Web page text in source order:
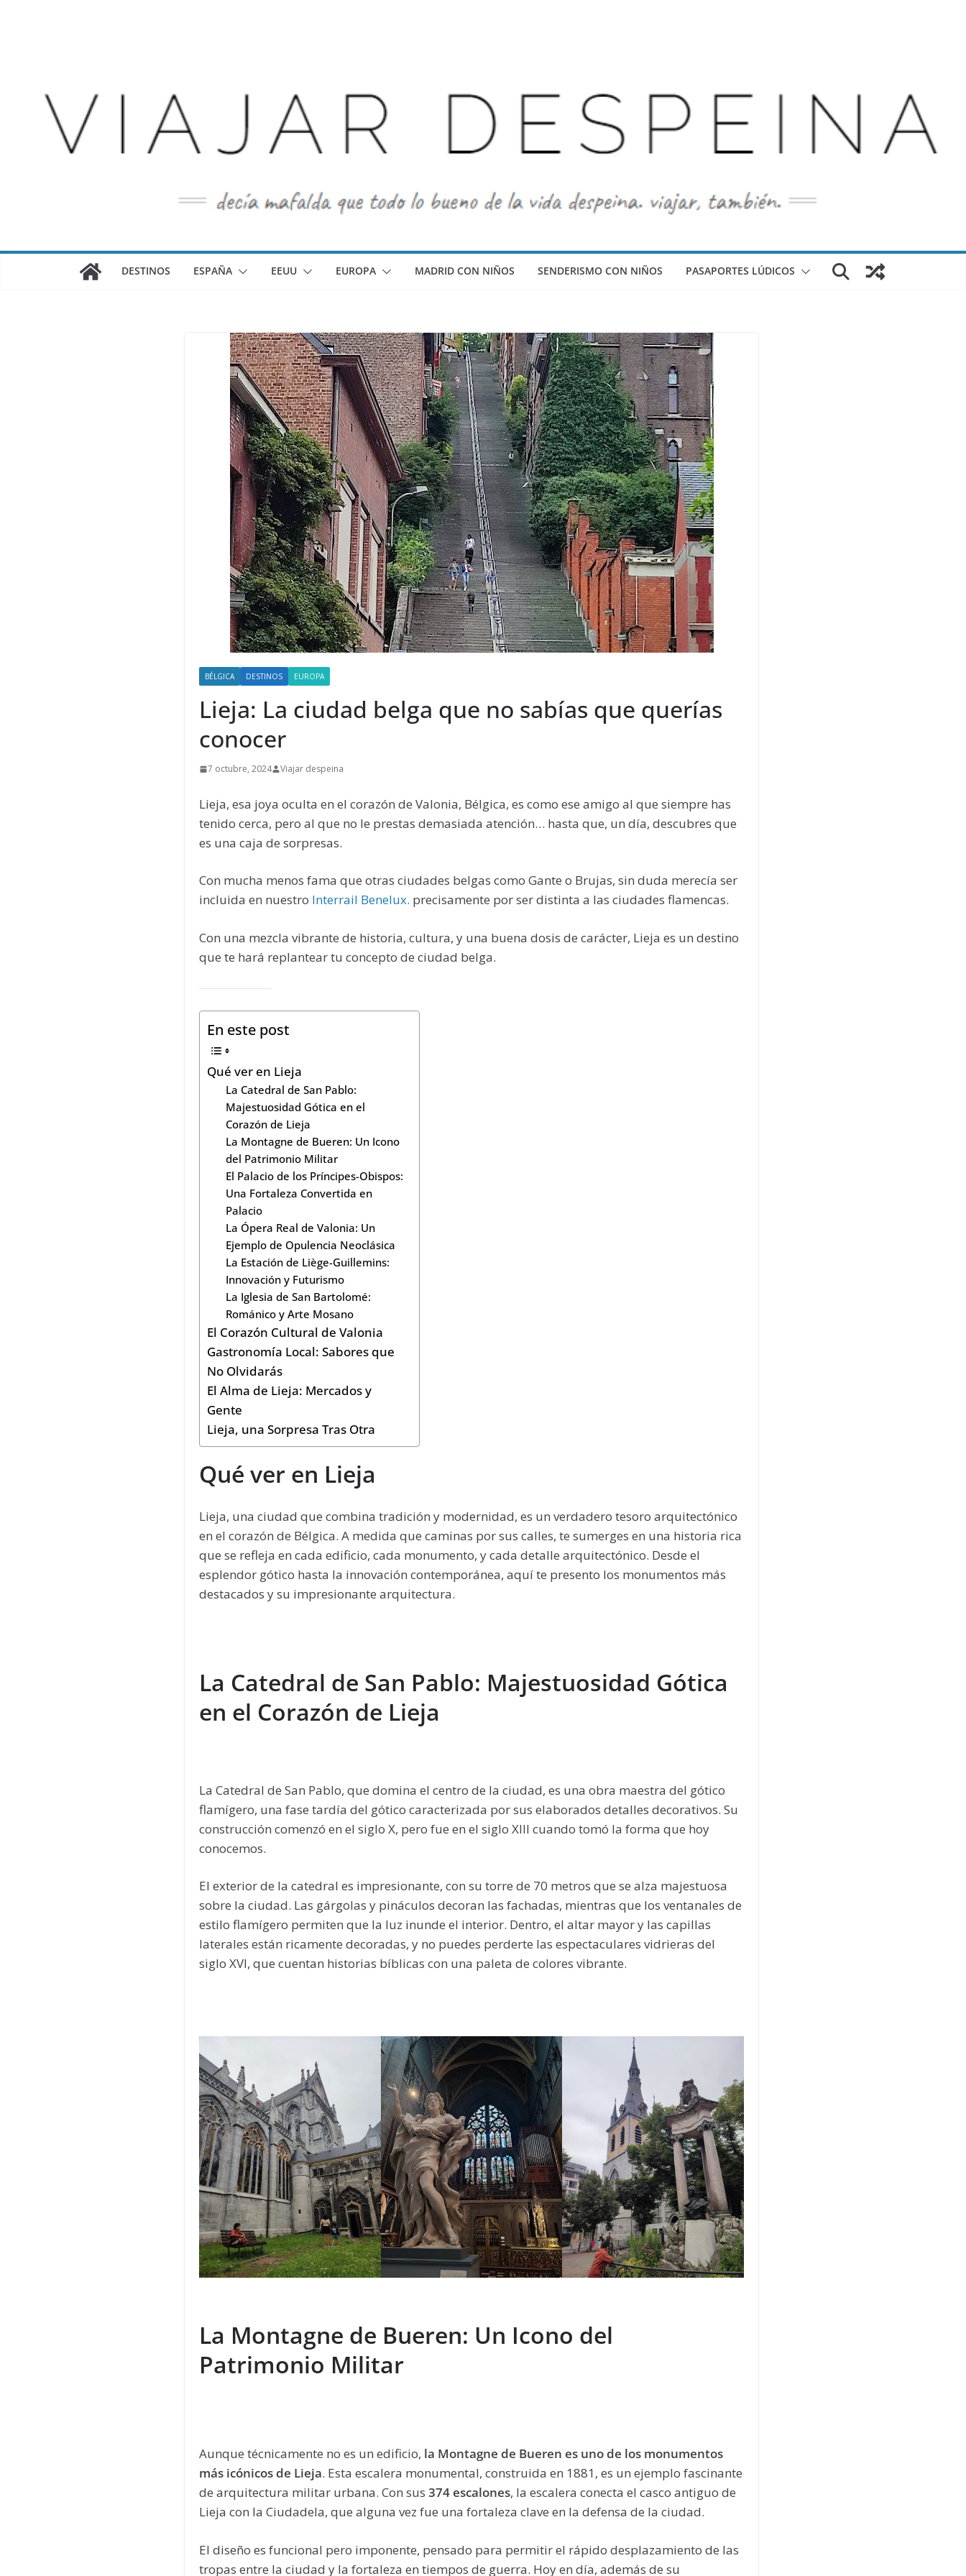
DESTINOS ESPAÑA EEUU EUROPA MADRID CON NIÑOS SENDERISMO CON NIÑOS PASAPORTES LÚDICOS
BÉLGICA DESTINOS EUROPA
Lieja: La ciudad belga que no sabías que querías
conocer
7 octubre, 2024 Viajar despeina
Lieja, esa joya oculta en el corazón de Valonia, Bélgica, es como ese amigo al que siempre has
tenido cerca, pero al que no le prestas demasiada atención… hasta que, un día, descubres que
es una caja de sorpresas.
Con mucha menos fama que otras ciudades belgas como Gante o Brujas, sin duda merecía ser
incluida en nuestro Interrail Benelux. precisamente por ser distinta a las ciudades flamencas.
Con una mezcla vibrante de historia, cultura, y una buena dosis de carácter, Lieja es un destino
que te hará replantear tu concepto de ciudad belga.
En este post
Qué ver en Lieja
La Catedral de San Pablo:
Majestuosidad Gótica en el
Corazón de Lieja
La Montagne de Bueren: Un Icono
del Patrimonio Militar
El Palacio de los Príncipes-Obispos:
Una Fortaleza Convertida en
Palacio
La Ópera Real de Valonia: Un
Ejemplo de Opulencia Neoclásica
La Estación de Liège-Guillemins:
Innovación y Futurismo
La Iglesia de San Bartolomé:
Románico y Arte Mosano
El Corazón Cultural de Valonia
Gastronomía Local: Sabores que
No Olvidarás
El Alma de Lieja: Mercados y
Gente
Lieja, una Sorpresa Tras Otra
Qué ver en Lieja
Lieja, una ciudad que combina tradición y modernidad, es un verdadero tesoro arquitectónico
en el corazón de Bélgica. A medida que caminas por sus calles, te sumerges en una historia rica
que se refleja en cada edificio, cada monumento, y cada detalle arquitectónico. Desde el
esplendor gótico hasta la innovación contemporánea, aquí te presento los monumentos más
destacados y su impresionante arquitectura.
La Catedral de San Pablo: Majestuosidad Gótica
en el Corazón de Lieja
La Catedral de San Pablo, que domina el centro de la ciudad, es una obra maestra del gótico
flamígero, una fase tardía del gótico caracterizada por sus elaborados detalles decorativos. Su
construcción comenzó en el siglo X, pero fue en el siglo XIII cuando tomó la forma que hoy
conocemos.
El exterior de la catedral es impresionante, con su torre de 70 metros que se alza majestuosa
sobre la ciudad. Las gárgolas y pináculos decoran las fachadas, mientras que los ventanales de
estilo flamígero permiten que la luz inunde el interior. Dentro, el altar mayor y las capillas
laterales están ricamente decoradas, y no puedes perderte las espectaculares vidrieras del
siglo XVI, que cuentan historias bíblicas con una paleta de colores vibrante.
La Montagne de Bueren: Un Icono del
Patrimonio Militar
Aunque técnicamente no es un edificio, la Montagne de Bueren es uno de los monumentos
más icónicos de Lieja. Esta escalera monumental, construida en 1881, es un ejemplo fascinante
de arquitectura militar urbana. Con sus374 escalones, la escalera conecta el casco antiguo de
Lieja con la Ciudadela, que alguna vez fue una fortaleza clave en la defensa de la ciudad.
El diseño es funcional pero imponente, pensado para permitir el rápido desplazamiento de las
tropas entre la ciudad y la fortaleza en tiempos de guerra. Hoy en día, además de su